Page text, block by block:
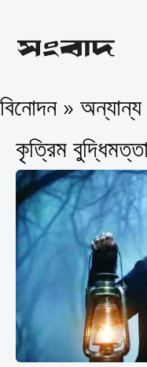
বিনোদন » অন্যান্য
কৃত্রিম